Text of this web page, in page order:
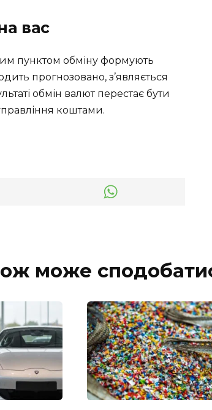
вас
пунктом обміну формують
прогнозовано, з’являється
обмін валют перестає бути
коштами.
може